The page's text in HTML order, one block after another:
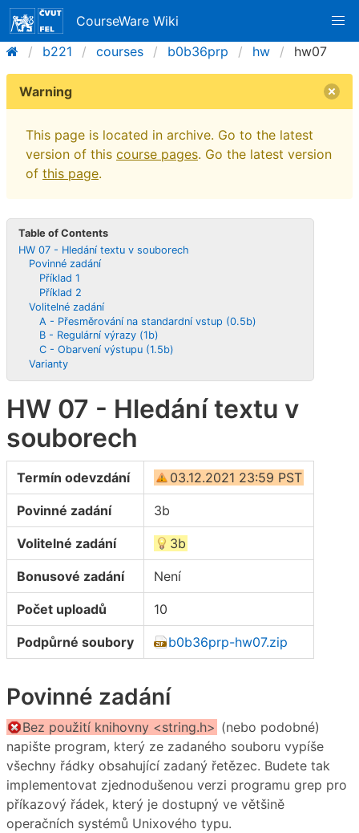
CourseWare Wiki
b221
courses b0b36prp hw hw07
Warning
This page is located in archive. Go to the latest
version of this course pages. Go the latest version
of this page.
Table of Contents
HW 07 - Hledání textu v souborech
Povinné zadání
Příklad 1
Příklad 2
Volitelné zadání
A - Přesměrování na standardní vstup (0.5b)
B - Regulární výrazy (1b)
C - Obarvení výstupu (1.5b)
Varianty
HW 07 - Hledání textu v
souborech
Termín odevzdání 03.12.2021 23:59 PST
Povinné zadání 3b
Volitelné zadání 3b
Bonusové zadání Není
Počet uploadů 10
Podpůrné soubory b0b36prp-hw07.zip
Povinné zadání
Bez použití knihovny <string.h> (nebo podobné)
napište program, který ze zadaného souboru vypíše
všechny řádky obsahující zadaný řetězec. Budete tak
implementovat zjednodušenou verzi programu grep pro
příkazový řádek, který je dostupný ve většině
operačních systémů Unixového typu.